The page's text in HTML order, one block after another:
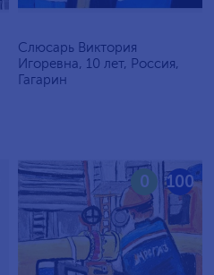
Слюсарь Виктория
Игоревна, 10 лет, Россия,
Гагарин
100
0